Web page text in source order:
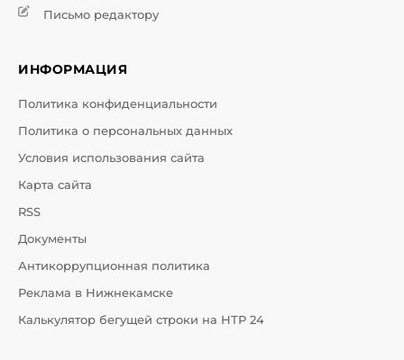
Письмо редактору
ИНФОРМАЦИЯ
Политика конфиденциальности
Политика о персональных данных
Условия использования сайта
Карта сайта
RSS
Документы
Антикоррупционная политика
Реклама в Нижнекамске
Калькулятор бегущей строки на НТР 24